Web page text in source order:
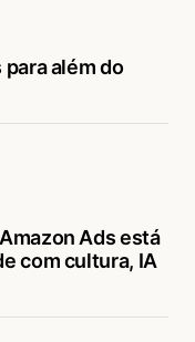
além do
Ads está
com cultura, IA